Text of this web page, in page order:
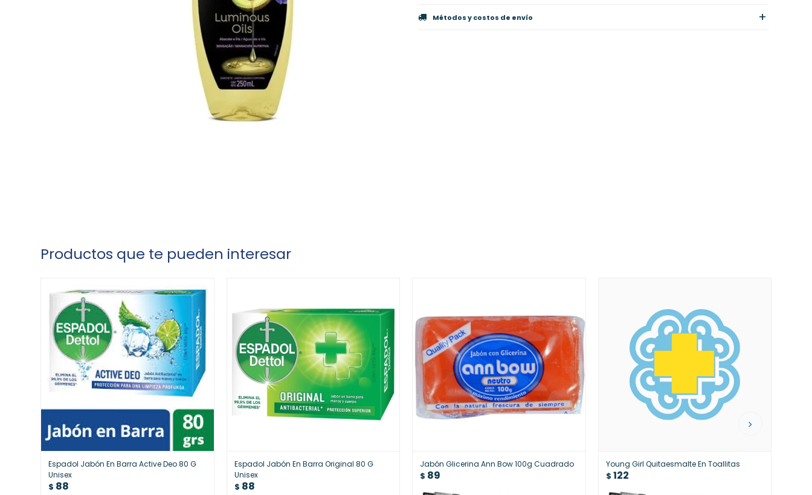
Métodos y costos de envío
Productos que te pueden interesar
Espadol Jabón En Barra Active Deo 80 G
Unisex
$ 88
Espadol Jabón En Barra Original 80 G
Unisex
$ 88
Jabón Glicerina Ann Bow 100g Cuadrado
$ 89
Young Girl Quitaesmalte En Toallitas
$ 122